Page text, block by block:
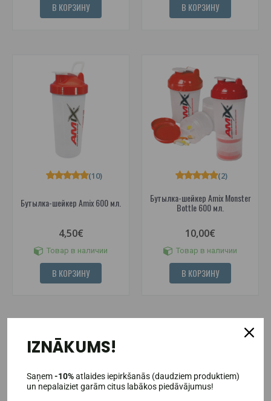
В КОРЗИНУ В КОРЗИНУ
Бутылка-шейкер Amix 600 мл.
(10)
4,50€
Товар в наличии
В КОРЗИНУ
Бутылка-шейкер Amix Monster
Bottle 600 мл.
(2)
10,00€
Товар в наличии
В КОРЗИНУ
IZNĀKUMS!
Saņem-10%atlaides iepirkšanās (daudziem produktiem)
un nepalaiziet garām citus labākos piedāvājumus!